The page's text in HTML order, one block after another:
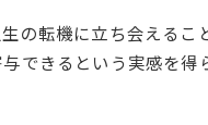
の転機に立ち会える
できるという実感を得